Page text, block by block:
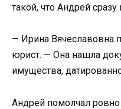
такой, что Андрей
— Ирина Вячеславовна
юрист. — Она нашла
имущества,
Андрей помолчал